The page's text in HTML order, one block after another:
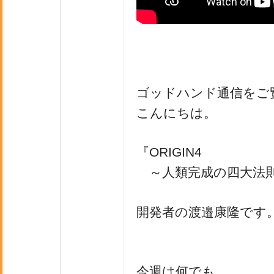
ゴッドハンド通信をご
こんにちは。
『ORIGIN4
～人類完成の四大法
開発者の渡邉康隆です。